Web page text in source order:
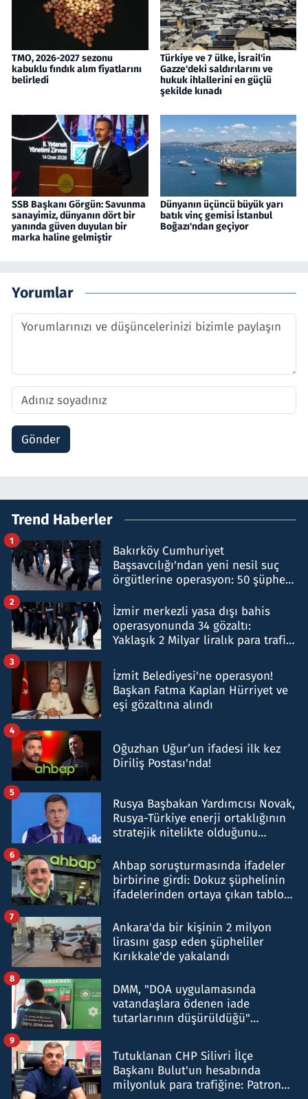
TMO, 2026-2027 sezonu
kabuklu fındık alım fiyatlarını
belirledi
Türkiye ve 7 ülke, İsrail'in
Gazze'deki saldırılarını ve
hukuk ihlallerini en güçlü
şekilde kınadı
SSB Başkanı Görgün: Savunma
sanayimiz, dünyanın dört bir
yanında güven duyulan bir
marka haline gelmiştir
Dünyanın üçüncü büyük yarı
batık vinç gemisi İstanbul
Boğazı'ndan geçiyor
Yorumlar
Gönder
Trend Haberler
Bakırköy Cumhuriyet
Başsavcılığı'ndan yeni nesil suç
örgütlerine operasyon: 50 şüpheli
1
İzmir merkezli yasa dışı bahis
operasyonunda 34 gözaltı:
Yaklaşık 2 Milyar liralık para trafiği
2
İzmit Belediyesi'ne operasyon!
Başkan Fatma Kaplan Hürriyet ve
eşi gözaltına alındı
3
Oğuzhan Uğur’un ifadesi ilk kez
Diriliş Postası'nda!
4
Rusya Başbakan Yardımcısı Novak,
Rusya-Türkiye enerji ortaklığının
stratejik nitelikte olduğunu
5
Ahbap soruşturmasında ifadeler
birbirine girdi: Dokuz şüphelinin
ifadelerinden ortaya çıkan tablo
6
Ankara'da bir kişinin 2 milyon
lirasını gasp eden şüpheliler
Kırıkkale'de yakalandı
7
DMM, "DOA uygulamasında
vatandaşlara ödenen iade
tutarlarının düşürüldüğü"
8
Tutuklanan CHP Silivri İlçe
Başkanı Bulut'un hesabında
milyonluk para trafiğine: Patron
9